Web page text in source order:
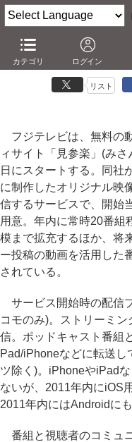
カテゴリ ログイン
フジテレビ、無料動画サイ
－iTunes経由も。SNS活用
リスト
フジテレビは、無料の
ィサイト「見参楽」(みさ
日にスタートする。同社
に制作したオリジナル映
信するサービスで、開始
用意。年内に常時20番組
模まで拡充するほか、将
ー投稿の動画を活用した
されている。
サービス開始時の配信
コモのみ)。ストリーミ
信。ポッドキャスト番組
Pad/iPhoneなどに転送し
ツ除く)。iPhoneやiPad
ないが、2011年内にiOS
2011年内にはAndroidに
番組と視聴者のコミュ